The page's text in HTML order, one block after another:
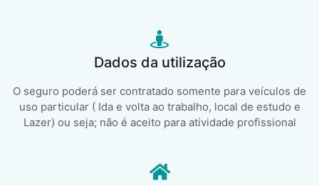
Dados da utilização
O seguro poderá ser contratado somente para veículos de
uso particular ( Ida e volta ao trabalho, local de estudo e
Lazer) ou seja; não é aceito para atividade profissional